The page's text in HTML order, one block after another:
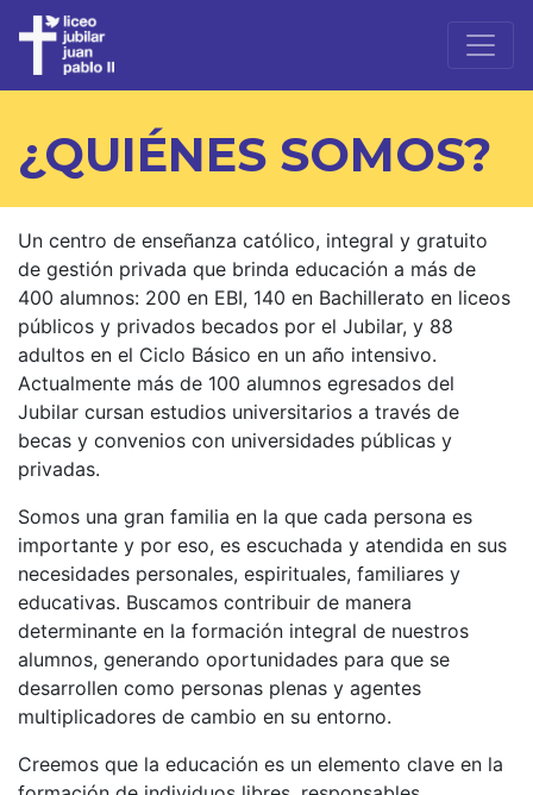
¿QUIÉNES SOMOS?
Un centro de enseñanza católico, integral y gratuito
de gestión privada que brinda educación a más de
400 alumnos: 200 en EBI, 140 en Bachillerato en liceos
públicos y privados becados por el Jubilar, y 88
adultos en el Ciclo Básico en un año intensivo.
Actualmente más de 100 alumnos egresados del
Jubilar cursan estudios universitarios a través de
becas y convenios con universidades públicas y
privadas.
Somos una gran familia en la que cada persona es
importante y por eso, es escuchada y atendida en sus
necesidades personales, espirituales, familiares y
educativas. Buscamos contribuir de manera
determinante en la formación integral de nuestros
alumnos, generando oportunidades para que se
desarrollen como personas plenas y agentes
multiplicadores de cambio en su entorno.
Creemos que la educación es un elemento clave en la